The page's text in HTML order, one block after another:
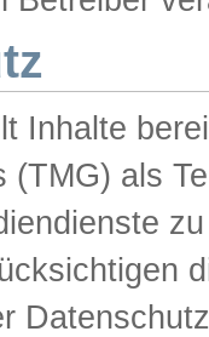
Inhalte
(TMG) als